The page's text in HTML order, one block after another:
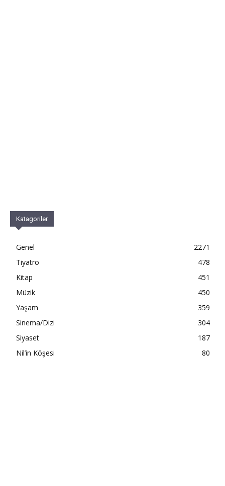
Katagoriler
Genel
2271
Tiyatro
478
Kitap
451
Müzik
450
Yaşam
359
Sinema/Dizi
304
Siyaset
187
Nil’in Köşesi
80